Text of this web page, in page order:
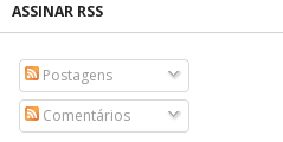
ASSINAR RSS
Postagens
Comentários